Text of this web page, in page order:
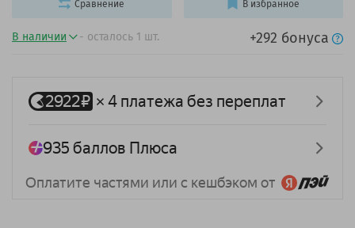
В наличии - осталось 1 шт. +292 бонуса
Сравнение В избранное